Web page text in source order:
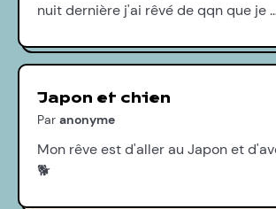
nuit dernière j'ai rêvé de qqn que je
Japon et chien
Par anonyme
Mon rêve est d'aller au Japon et
🐕